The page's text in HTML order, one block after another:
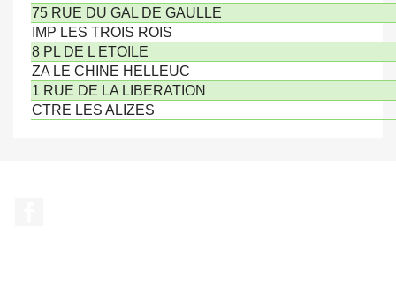
75 RUE DU GAL DE GAULLE
IMP LES TROIS ROIS
8 PL DE L ETOILE
ZA LE CHINE HELLEUC
1 RUE DE LA LIBERATION
CTRE LES ALIZES